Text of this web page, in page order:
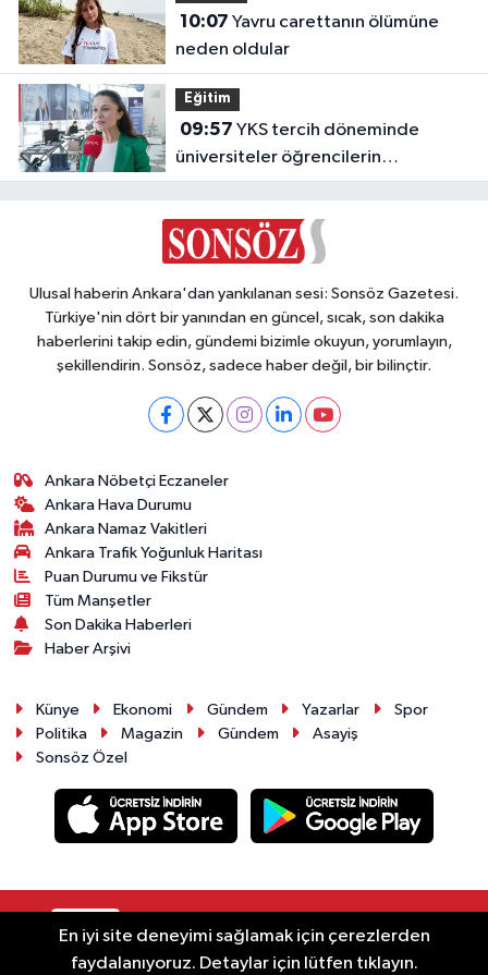
10:07
neden oldular
Eğitim
09:57
üniversiteler öğrencilerin
geleceğini şekillendiriyor
Ulusal haberin Ankara'dan yankılanan sesi: Sonsöz Gazetesi.
Türkiye'nin dört bir yanından en güncel, sıcak, son dakika
haberlerini takip edin, gündemi bizimle okuyun, yorumlayın,
şekillendirin. Sonsöz, sadece haber değil, bir bilinçtir.
Ankara Nöbetçi Eczaneler
Ankara Hava Durumu
Ankara Namaz Vakitleri
Ankara Trafik Yoğunluk Haritası
Puan Durumu ve Fikstür
Tüm Manşetler
Son Dakika Haberleri
Haber Arşivi
Künye Ekonomi Gündem Yazarlar
Spor
Politika
Magazin Gündem
Asayiş
Sonsöz Özel
RSS Copyright © 2025. Her hakkı saklıdır.
En iyi site deneyimi sağlamak için çerezlerden
faydalanıyoruz. Detaylar için lütfen tıklayın.